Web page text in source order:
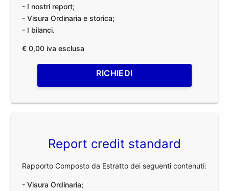
- I nostri report;
- Visura Ordinaria e storica;
- I bilanci.
€ 0,00 iva esclusa
RICHIEDI
Report credit standard
Rapporto Composto da Estratto dei seguenti contenuti:
- Visura Ordinaria;